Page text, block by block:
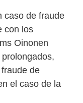
caso de fraude
con los
Oinonen
de
el caso de la